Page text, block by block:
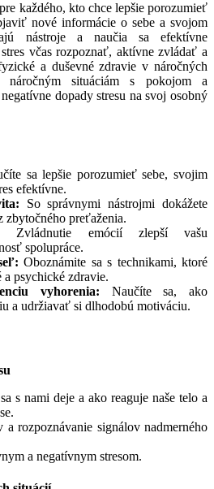
každého, kto chce lepšie porozumieť
nové informácie o sebe a svojom
nástroje a naučia sa efektívne
včas rozpoznať, aktívne zvládať a
a duševné zdravie v náročných
situáciám s pokojom a
dopady stresu na svoj osobný
sa lepšie porozumieť sebe, svojim
efektívne.
So správnymi nástrojmi dokážete
preťaženia.
Zvládnutie emócií zlepší vašu
spolupráce.
Oboznámite sa s technikami, ktoré
psychické zdravie.
vyhorenia: Naučíte sa, ako
a udržiavať si dlhodobú motiváciu.
s nami deje a ako reaguje naše telo a
a rozpoznávanie signálov nadmerného
a negatívnym stresom.